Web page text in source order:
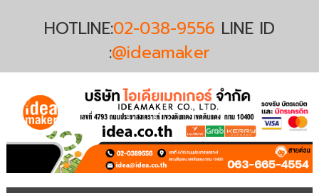
HOTLINE:02-038-9556 LINE ID
:@ideamaker